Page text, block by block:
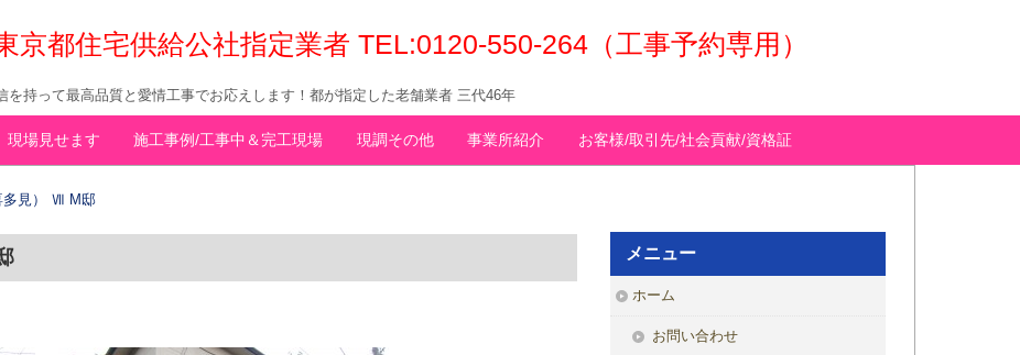
を持って最高品質と愛情工事でお応えします！都が指定した老舗業者 三代46年
京都住宅供給公社指定業者 TEL:0120-550-264（工事予約専用）
現場見せます 施工事例/工事中＆完工現場 現調その他 事業所紹介 お客様/取引先/社会貢献/資格証
多見） Ⅶ M邸
メニュー
ホーム
お問い合わせ